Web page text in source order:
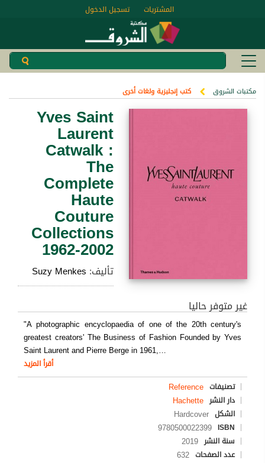
تسجيل الدخول المشتريات
مكتبات الشروق كتب إنجليزية ولغات أخرى
Yves Saint
Laurent
Catwalk :
The
Complete
Haute
Couture
Collections
1962-2002
تأليف: Suzy Menkes
غير متوفر حاليا
"A photographic encyclopaedia of one of the 20th century's
greatest creators' The Business of Fashion Founded by Yves
Saint Laurent and Pierre Berge in 1961,…
أقرأ المزيد
تصنيفات Reference
دار النشر Hachette
الشكل Hardcover
ISBN
9780500022399
سنة النشر 2019
عدد الصفحات 632